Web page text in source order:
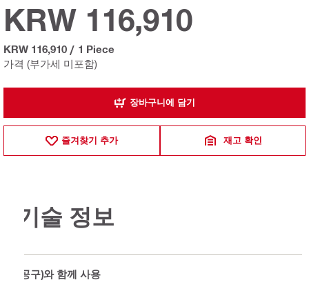
가격 (부가세 미포함)
KRW 116,910
KRW 116,910 / 1 Piece
장바구니에 담기
즐겨찾기 추가 재고 확인
기술 정보
(공구)와 함께 사용